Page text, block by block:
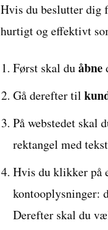
Hvis du beslutter dig
hurtigt og effektivt
Først skal duåbne
Gå derefter til
På webstedet skal
rektangel med
Hvis du klikker på
kontooplysninger:
Derefter skal du